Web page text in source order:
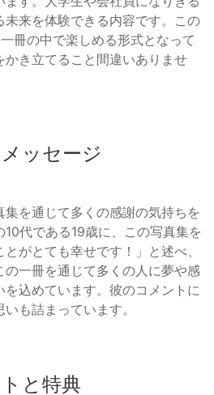
未来を体験できる内容です。この
冊の中で楽しめる形式となって
かき立てること間違いありませ
ッセージ
を通じて多くの感謝の気持ちを
代である19歳に、この写真集を
がとても幸せです！」と述べ、
の一冊を通じて多くの人に夢や感
込めています。彼のコメントに
も詰まっています。
と特典